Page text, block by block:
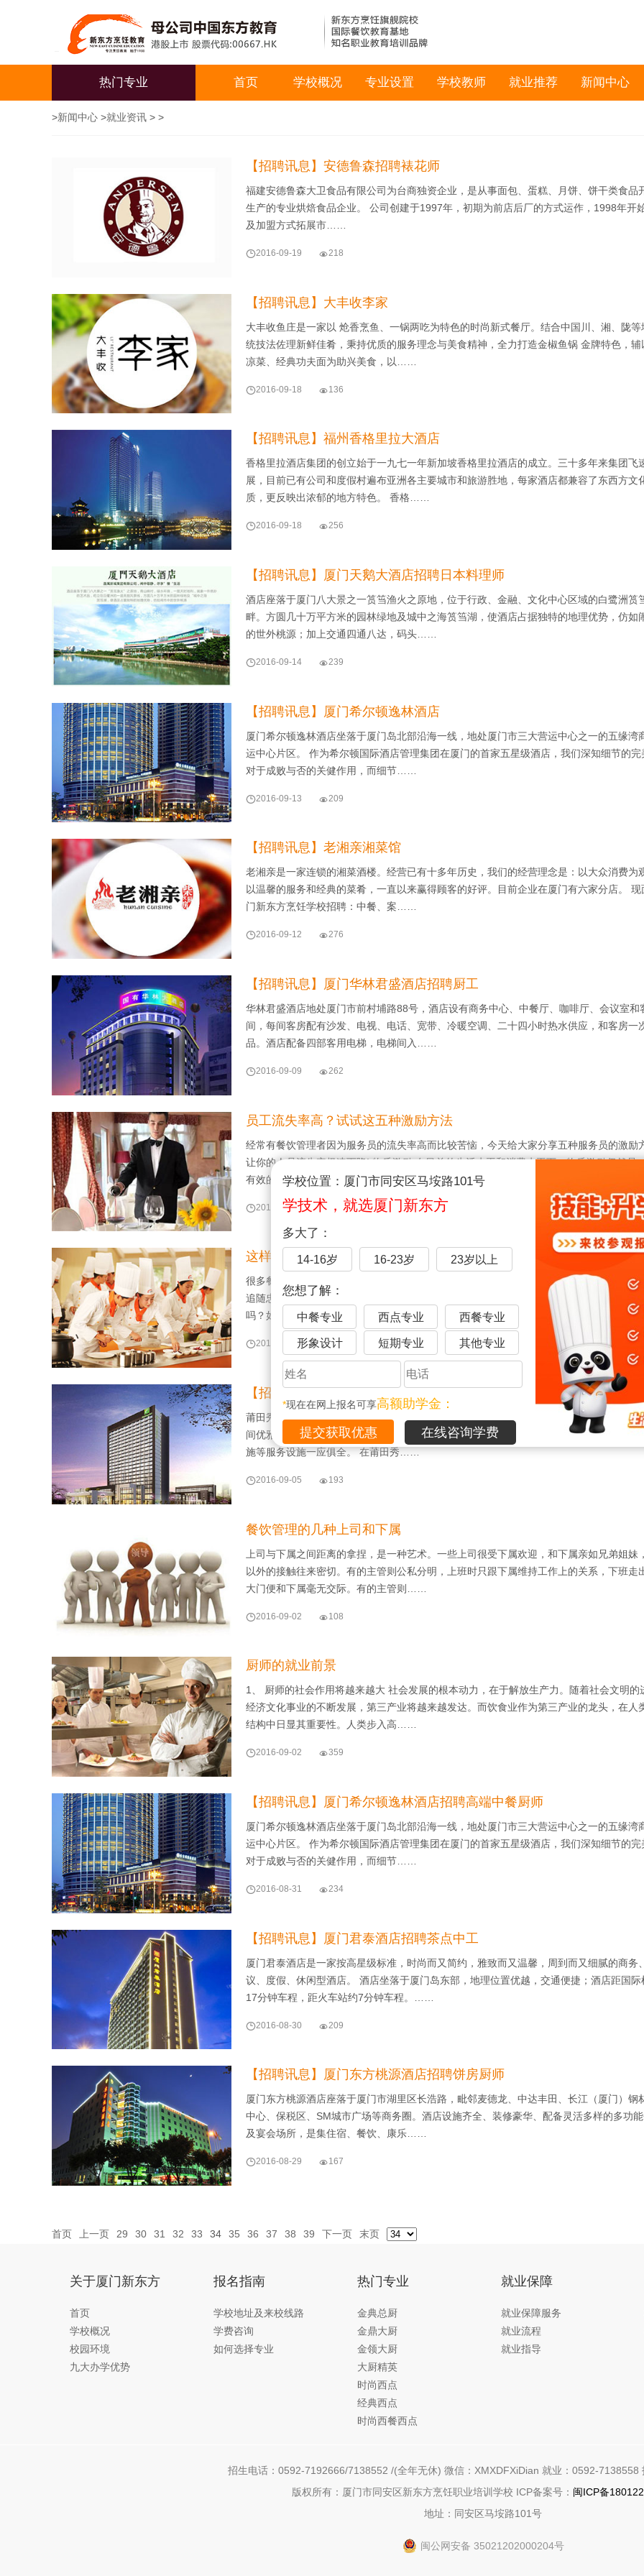
学校位置：厦门市同安区马垵路101号
学技术，就选厦门新东方
多大了：
14-16岁 16-23岁 23岁以上
您想了解：
中餐专业 西点专业 西餐专业
形象设计 短期专业 其他专业
*现在在网上报名可享高额助学金：
在线咨询学费
热门专业 首页 学校概况 专业设置 学校教师 就业推荐 新闻中心
>新闻中心 >就业资讯 > >
【招聘讯息】安德鲁森招聘裱花师
福建安德鲁森大卫食品有限公司为台商独资企业，是从事面包、蛋糕、月饼、饼干类食品
生产的专业烘焙食品企业。 公司创建于1997年，初期为前店后厂的方式运作，1998年开
及加盟方式拓展市……
2016-09-19 218
【招聘讯息】大丰收李家
大丰收鱼庄是一家以 炝香烹鱼、一锅两吃为特色的时尚新式餐厅。结合中国川、湘、陇等
统技法佐理新鲜佳肴，秉持优质的服务理念与美食精神，全力打造金椒鱼锅 金牌特色，辅
凉菜、经典功夫面为助兴美食，以……
2016-09-18 136
【招聘讯息】福州香格里拉大酒店
香格里拉酒店集团的创立始于一九七一年新加坡香格里拉酒店的成立。三十多年来集团飞
展，目前已有公司和度假村遍布亚洲各主要城市和旅游胜地，每家酒店都兼容了东西方文
质，更反映出浓郁的地方特色。 香格……
2016-09-18 256
【招聘讯息】厦门天鹅大酒店招聘日本料理师
酒店座落于厦门八大景之一筼筜渔火之原地，位于行政、金融、文化中心区域的白鹭洲筼
畔。方圆几十万平方米的园林绿地及城中之海筼筜湖，使酒店占据独特的地理优势，仿如
的世外桃源；加上交通四通八达，码头……
2016-09-14 239
【招聘讯息】厦门希尔顿逸林酒店
厦门希尔顿逸林酒店坐落于厦门岛北部沿海一线，地处厦门市三大营运中心之一的五缘湾
运中心片区。 作为希尔顿国际酒店管理集团在厦门的首家五星级酒店，我们深知细节的完
对于成败与否的关健作用，而细节……
2016-09-13 209
【招聘讯息】老湘亲湘菜馆
老湘亲是一家连锁的湘菜酒楼。经营已有十多年历史，我们的经营理念是：以大众消费为
以温馨的服务和经典的菜肴，一直以来赢得顾客的好评。目前企业在厦门有六家分店。 现
门新东方烹饪学校招聘：中餐、案……
2016-09-12 276
【招聘讯息】厦门华林君盛酒店招聘厨工
华林君盛酒店地处厦门市前村埔路88号，酒店设有商务中心、中餐厅、咖啡厅、会议室和
间，每间客房配有沙发、电视、电话、宽带、冷暖空调、二十四小时热水供应，和客房一
品。酒店配备四部客用电梯，电梯间入……
2016-09-09 262
员工流失率高？试试这五种激励方法
经常有餐饮管理者因为服务员的流失率高而比较苦恼，今天给大家分享五种服务员的激励
让你的人员流失率极速下降! 物质激励 在目前的生活水平和消费水平下，物质激励仍然是
有效的激励方法。尤其对基层服……
2016-09-07  152
这样的餐饮老板很让人信服
很多餐饮老板都在抱怨员工做事不认真，不忠诚，但是对于员工来说，你是否值得他们死
追随忠诚呢？以下这10点，无论哪位老板能做到，一定不缺少忠诚员工！ 你的领导有这些
吗？如果有三条，绝对值得追随！ 1……
2016-09-07 478
【招聘讯息】莆田秀屿假日酒店
莆田秀屿假日酒店是洲际酒店集团中一家国际化的商务休闲酒店，位于福建莆田市。酒店
间优雅的客房，中式和西式餐厅，多功能会议室及1500㎡无柱宴会厅，室内游泳池和健身
施等服务设施一应俱全。 在莆田秀……
2016-09-05 193
餐饮管理的几种上司和下属
上司与下属之间距离的拿捏，是一种艺术。一些上司很受下属欢迎，和下属亲如兄弟姐妹
以外的接触往来密切。有的主管则公私分明，上班时只跟下属维持工作上的关系，下班走
大门便和下属毫无交际。有的主管则……
2016-09-02 108
厨师的就业前景
1、 厨师的社会作用将越来越大 社会发展的根本动力，在于解放生产力。随着社会文明的
经济文化事业的不断发展，第三产业将越来越发达。而饮食业作为第三产业的龙头，在人
结构中日显其重要性。人类步入高……
2016-09-02 359
【招聘讯息】厦门希尔顿逸林酒店招聘高端中餐厨师
厦门希尔顿逸林酒店坐落于厦门岛北部沿海一线，地处厦门市三大营运中心之一的五缘湾
运中心片区。 作为希尔顿国际酒店管理集团在厦门的首家五星级酒店，我们深知细节的完
对于成败与否的关健作用，而细节……
2016-08-31 234
【招聘讯息】厦门君泰酒店招聘茶点中工
厦门君泰酒店是一家按高星级标准，时尚而又简约，雅致而又温馨，周到而又细腻的商务
议、度假、休闲型酒店。 酒店坐落于厦门岛东部，地理位置优越，交通便捷；酒店距国际
17分钟车程，距火车站约7分钟车程。……
2016-08-30 209
【招聘讯息】厦门东方桃源酒店招聘饼房厨师
厦门东方桃源酒店座落于厦门市湖里区长浩路，毗邻麦德龙、中达丰田、长江（厦门）钢
中心、保税区、SM城市广场等商务圈。酒店设施齐全、装修豪华、配备灵活多样的多功
及宴会场所，是集住宿、餐饮、康乐……
2016-08-29 167
首页 上一页 29 30 31 32 33 34 35 36 37 38 39 下一页 末页
关于厦门新东方
首页
学校概况
校园环境
九大办学优势
报名指南
学校地址及来校线路
学费咨询
如何选择专业
热门专业
金典总厨
金鼎大厨
金领大厨
大厨精英
时尚西点
经典西点
时尚西餐西点
就业保障
就业保障服务
就业流程
就业指导
招生电话：0592-7192666/7138552 /(全年无休) 微信：XMXDFXiDian 就业：0592-7138558
版权所有：厦门市同安区新东方烹饪职业培训学校 ICP备案号： 闽ICP备
地址：同安区马垵路101号
闽公网安备 35021202000204号